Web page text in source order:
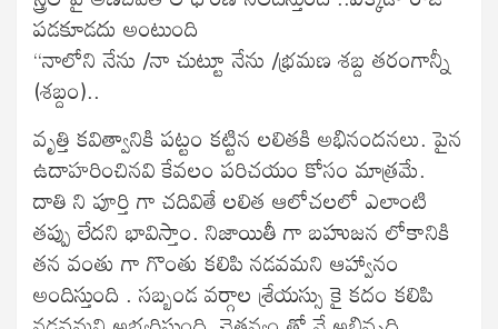
పడకూడదు అంటుంది
“నాలోని నేను /నా చుట్టూ నేను /భ్రమణ శబ్ద తరంగాన్నీ
(శబ్దం)..
వృత్తి కవిత్వానికి పట్టం కట్టిన లలితకి అభినందనలు. పైన
ఉదాహరించినవి కేవలం పరిచయం కోసం మాత్రమే.
దాతి ని పూర్తి గా చదివితే లలిత ఆలోచలలో ఎలాంటి
తప్పు లేదని భావిస్తాం. నిజాయితీ గా బహుజన లోకానికి
తన వంతు గా గొంతు కలిపి నడవమని ఆహ్వానం
అందిస్తుంది . సబ్బండ వర్గాల శ్రేయస్సు కై కదం కలిపి